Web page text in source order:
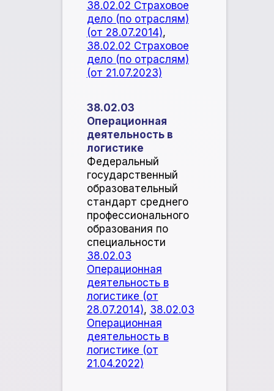
38.02.02 Страховое
дело (по отраслям)
(от 28.07.2014),
38.02.02 Страховое
дело (по отраслям)
(от 21.07.2023)
38.02.03
Операционная
деятельность в
логистике
​Федеральный
государственный
образовательный
стандарт среднего
профессионального
образования по
специальности
38.02.03
Операционная
деятельность в
логистике (от
28.07.2014), 38.02.03
Операционная
деятельность в
логистике (от
21.04.2022)